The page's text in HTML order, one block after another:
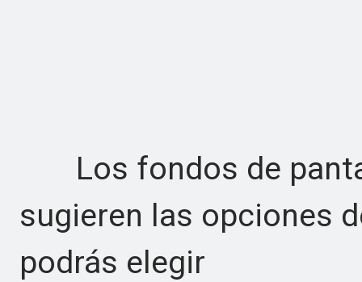
Los fondos de
sugieren las opciones
podrás elegir